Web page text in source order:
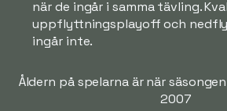
när de ingår i samma tävling.
uppflyttningsplayoff och
ingår inte.
Åldern på spelarna är när
2007